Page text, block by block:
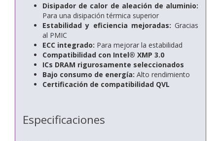
Disipador de calor de aleación de aluminio:
Para una disipación térmica superior
Estabilidad y eficiencia mejoradas: Gracias
al PMIC
ECC integrado: Para mejorar la estabilidad
Compatibilidad con Intel® XMP 3.0
ICs DRAM rigurosamente seleccionados
Bajo consumo de energía: Alto rendimiento
Certificación de compatibilidad QVL
Especificaciones